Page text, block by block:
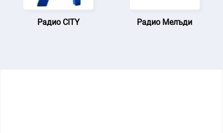
Радио CITY Радио Мелъди